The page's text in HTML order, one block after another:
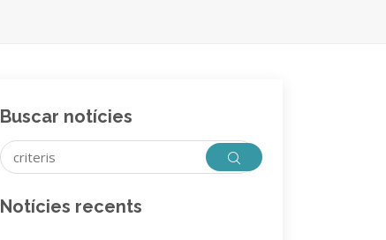
Buscar notícies
Notícies recents